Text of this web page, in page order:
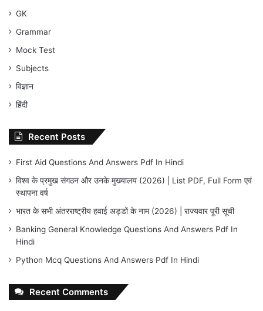
GK
Grammar
Mock Test
Subjects
विज्ञान
हिंदी
Recent Posts
First Aid Questions And Answers Pdf In Hindi
विश्व के प्रमुख संगठन और उनके मुख्यालय (2026) | List PDF, Full Form एवं
स्थापना वर्ष
भारत के सभी अंतरराष्ट्रीय हवाई अड्डों के नाम (2026) | राज्यवार पूरी सूची
Banking General Knowledge Questions And Answers Pdf In
Hindi
Python Mcq Questions And Answers Pdf In Hindi
Recent Comments